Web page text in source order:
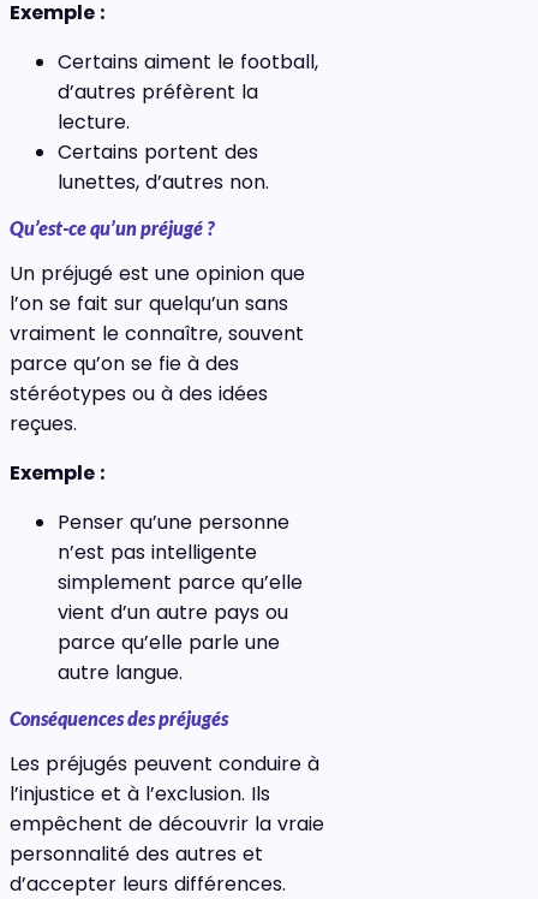
Exemple :
Certains aiment le football,
d’autres préfèrent la
lecture.
Certains portent des
lunettes, d’autres non.
Qu’est-ce qu’un préjugé ?
Un préjugé est une opinion que
l’on se fait sur quelqu’un sans
vraiment le connaître, souvent
parce qu’on se fie à des
stéréotypes ou à des idées
reçues.
Exemple :
Penser qu’une personne
n’est pas intelligente
simplement parce qu’elle
vient d’un autre pays ou
parce qu’elle parle une
autre langue.
Conséquences des préjugés
Les préjugés peuvent conduire à
l’injustice et à l’exclusion. Ils
empêchent de découvrir la vraie
personnalité des autres et
d’accepter leurs différences.